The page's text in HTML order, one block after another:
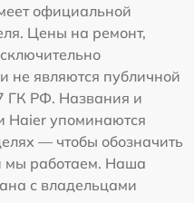
официальной
Цены на ремонт,
не являются публичной
ГК РФ. Названия и
Haier упоминаются
— чтобы обозначить
мы работаем. Наша
с владельцами